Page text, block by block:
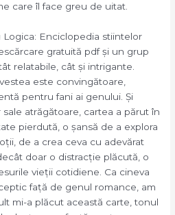
care îl face greu de uitat.
Enciclopedia stiintelor
gratuită pdf și un grup
relatabile, cât și intrigante.
este convingătoare,
pentru fani ai genului. Și
atrăgătoare, cartea a părut în
pierdută, o șansă de a explora
de a crea ceva cu adevărat
doar o distracție plăcută, o
vieții cotidiene. Ca cineva
față de genul romance, am
mi-a plăcut această carte, tonul